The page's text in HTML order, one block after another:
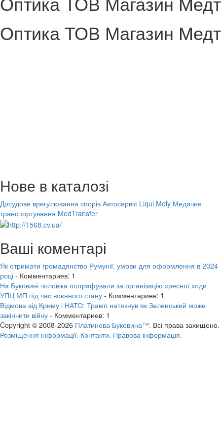
Оптика ТОВ Магазин
Нове в каталозі
Досудове врегулювання спорів Автосервіс Liqui Moly Медичне
транспортування MedTransfer
Ваші коментарі
Як отримати громадянство Румунії: умови для оформлення в 2024
році - Комментариев: 1
На Буковині чоловіка оштрафували за організацію хресної ходи
УПЦ МП під час воєнного стану - Комментариев: 1
Відмова від Криму і НАТО: Трамп натякнув як Зеленський може
закінчити війну - Комментариев: 1
Copyright © 2008-2026 Платинова Буковина™. Всі права захищено.
Розміщення інформації. Контакти. Правова інформація.